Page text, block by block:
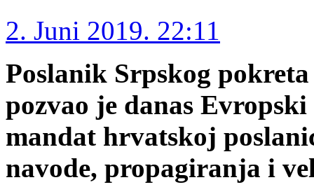
2. Juni 2019. 22:11
Poslanik Srpskog
pozvao je danas
mandat hrvatskoj
navode, propagiranja i